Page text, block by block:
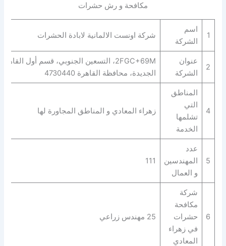
مكافحة و رش حشرات
1
اسم
الشركة
شركة اونست الالمانية لابادة الحشرات
2
عنوان
الشركة
2FGC+69M، التسعين الجنوبي، قسم أول القاهرة
الجديدة، محافظة القاهرة‬ 4730440
4
المناطق
التي
تشلمها
الخدمة
زهراء المعادي و المناطق المجاورة لها
5
عدد
المهندسين
و العمال
111
6
شركة
مكافحة
حشرات
في زهراء
المعادي
25 مهندس زراعي